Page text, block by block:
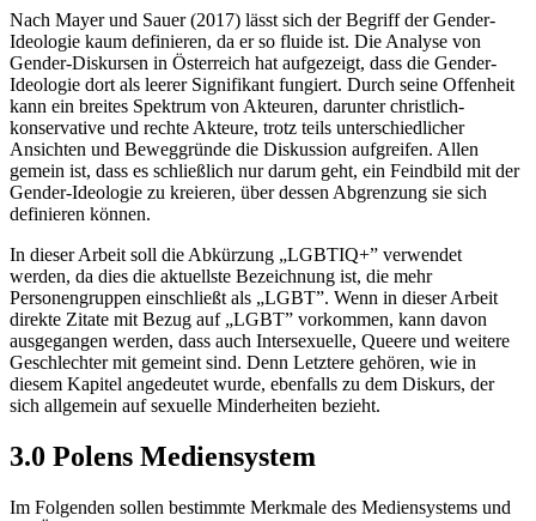
Nach Mayer und Sauer (2017) lässt sich der Begriff der Gender-
Ideologie kaum definieren, da er so fluide ist. Die Analyse von
Gender-Diskursen in Österreich hat aufgezeigt, dass die Gender-
Ideologie dort als leerer Signifikant fungiert. Durch seine Offenheit
kann ein breites Spektrum von Akteuren, darunter christlich-
konservative und rechte Akteure, trotz teils unterschiedlicher
Ansichten und Beweggründe die Diskussion aufgreifen. Allen
gemein ist, dass es schließlich nur darum geht, ein Feindbild mit der
Gender-Ideologie zu kreieren, über dessen Abgrenzung sie sich
definieren können.
In dieser Arbeit soll die Abkürzung „LGBTIQ+” verwendet
werden, da dies die aktuellste Bezeichnung ist, die mehr
Personengruppen einschließt als „LGBT”. Wenn in dieser Arbeit
direkte Zitate mit Bezug auf „LGBT” vorkommen, kann davon
ausgegangen werden, dass auch Intersexuelle, Queere und weitere
Geschlechter mit gemeint sind. Denn Letztere gehören, wie in
diesem Kapitel angedeutet wurde, ebenfalls zu dem Diskurs, der
sich allgemein auf sexuelle Minderheiten bezieht.
3.0 Polens Mediensystem
Im Folgenden sollen bestimmte Merkmale des Mediensystems und